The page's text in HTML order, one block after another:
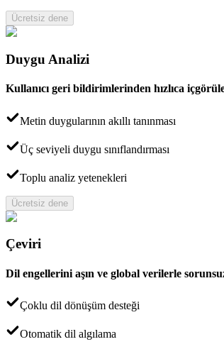
Ücretsiz dene
Duygu Analizi
Kullanıcı geri bildirimlerinden hızlıca
Metin duygularının akıllı tanınması
Üç seviyeli duygu sınıflandırması
Toplu analiz yetenekleri
Ücretsiz dene
Çeviri
Dil engellerini aşın ve global verilerle
Çoklu dil dönüşüm desteği
Otomatik dil algılama